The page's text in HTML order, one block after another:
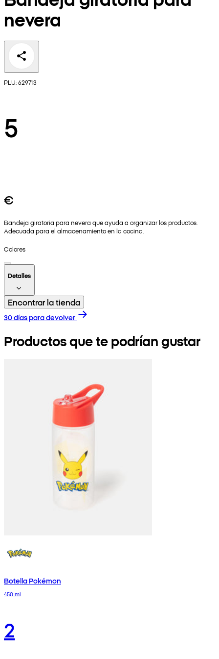
nevera
PLU: 629713
5
€
Bandeja giratoria para nevera que ayuda a organizar los productos.
Adecuada para el almacenamiento en la cocina.
Colores
Detalles
Encontrar la tienda
30 días para devolver
Productos que te podrían gustar
Botella Pokémon
450 ml
2